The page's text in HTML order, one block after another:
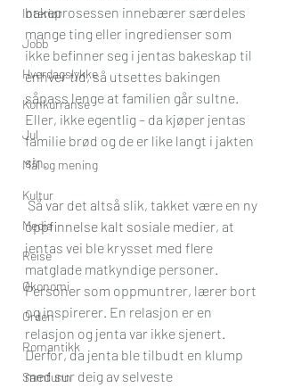
Interiør
Jobb
Hverdagslykke
Konkurranse
Jul
Mål og mening
Kultur
Media
Reise
Økonomi
Orden
Romantikk
Samfunn
bakeprosessen innebærer særdeles
mange ting eller ingredienser som
ikke befinner seg i jentas bakeskap til
enhver tid, så utsettes bakingen
såpass lenge at familien går sultne.
Eller, ikke egentlig – da kjøper jentas
familie brød og de er like langt i jakten
sin.
Så var det altså slik, takket være en ny
oppfinnelse kalt sosiale medier, at
jentas vei ble krysset med flere
matglade matkyndige personer.
Personer som oppmuntrer, lærer bort
og inspirerer. En relasjon er en
relasjon og jenta var ikke sjenert.
Derfor, da jenta ble tilbudt en klump
med sur deig av selveste